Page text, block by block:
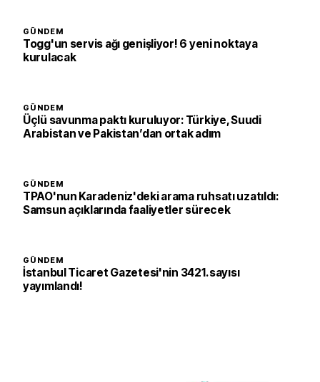
GÜNDEM
Togg'un servis ağı genişliyor! 6 yeni noktaya
kurulacak
GÜNDEM
Üçlü savunma paktı kuruluyor: Türkiye, Suudi
Arabistan ve Pakistan’dan ortak adım
GÜNDEM
TPAO'nun Karadeniz'deki arama ruhsatı uzatıldı:
Samsun açıklarında faaliyetler sürecek
GÜNDEM
İstanbul Ticaret Gazetesi'nin 3421. sayısı
yayımlandı!